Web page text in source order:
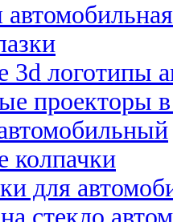
3d логотипы
проекторы
колпачки
для